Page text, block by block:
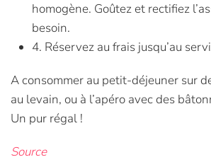
homogène. Goûtez et rectifiez
besoin.
4. Réservez au frais jusqu’au
A consommer au petit-déjeuner sur
au levain, ou à l’apéro avec des
Un pur régal !
Source